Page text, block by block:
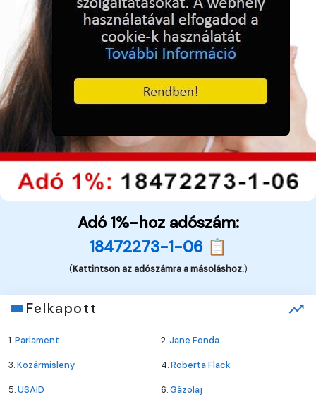
Adó 1%-hoz adószám:
18472273-1-06 📋
(Kattintson az adószámra a másoláshoz.)
Felkapott
1.Parlament 2.Jane Fonda
3.Kozármisleny 4.Roberta Flack
5.USAID 6.Gázolaj